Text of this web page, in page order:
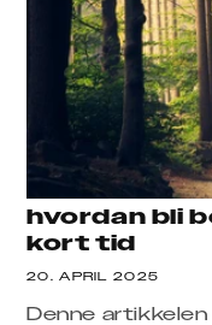
hvordan bli
kort tid
20. APRIL 2025
Denne